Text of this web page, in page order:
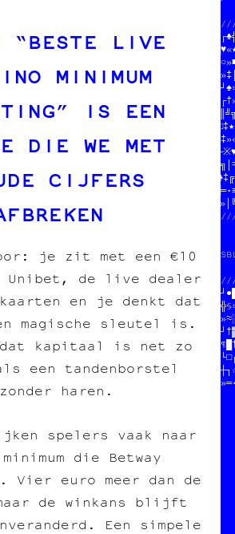
charleroi /// diy    //
//////////////////////////
$$$  DU POGNON  $$$      //
//  POUR COPIE CARBONE ASBL  //
//
diy  ///////////////////////////////
//
$$$  DU POGNON  $$$      //
POUR COPIE CARBONE ASBL  //
MOOMIN      //                         //
LES SOUS  /////////////////////////////
//
//
//
P72%//@XH$$  DU POGNON
ZOUR COPIE CARBONE
73₿Q7OY3&H€F€E  $N8     2/
¥075I09ZPN¥%
JM  ZO$ +X¥Y€G  J/Etion  //
8UCVA5C6T$NKH$//7iy    //
CHAT   //       //
//             //////////////
/////////////////          ♣/
//$$$  DU POGNON  $$$     §/
//POUR COPIE CARBONE ASBL  /
//
“BESTE LIVE
MINIMUM
IS EEN
DIE WE MET
CIJFERS
je zit met een €10
Unibet, de live dealer
en je denkt dat
magische sleutel is.
kapitaal is net zo
een tandenborstel
zonder haren.
spelers vaak naar
die Betway
Vier euro meer dan de
de winkans blijft
Een simpele